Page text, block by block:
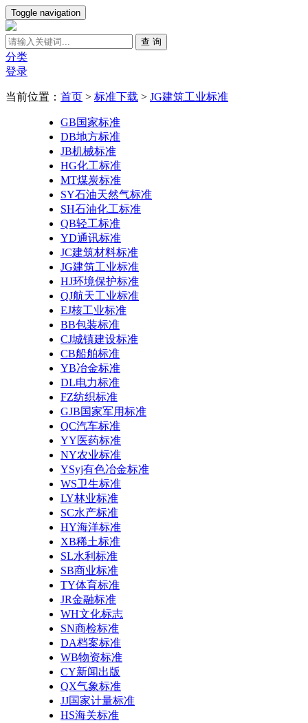
Toggle navigation
查 询
分类
登录
当前位置： 首页 > 标准下载 > JG建筑工业标准
GB国家标准
DB地方标准
JB机械标准
HG化工标准
MT煤炭标准
SY石油天然气标准
SH石油化工标准
QB轻工标准
YD通讯标准
JC建筑材料标准
JG建筑工业标准
HJ环境保护标准
QJ航天工业标准
EJ核工业标准
BB包装标准
CJ城镇建设标准
CB船舶标准
YB冶金标准
DL电力标准
FZ纺织标准
GJB国家军用标准
QC汽车标准
YY医药标准
NY农业标准
YSyj有色冶金标准
WS卫生标准
LY林业标准
SC水产标准
HY海洋标准
XB稀土标准
SL水利标准
SB商业标准
TY体育标准
JR金融标准
WH文化标志
SN商检标准
DA档案标准
WB物资标准
CY新闻出版
QX气象标准
JJ国家计量标准
HS海关标准